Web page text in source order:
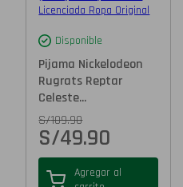
Disponible
Pijama Nickelodeon
Rugrats Reptar
Celeste...
S/109.90
S/49.90
Agregar al